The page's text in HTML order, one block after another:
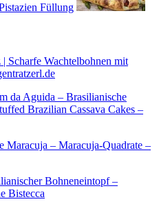
Füllung
Scharfe Wachtelbohnen mit
da Aguida – Brasilianische
Brazilian Cassava Cakes –
Maracuja – Maracuja-Quadrate –
Bohneneintopf –
Bistecca